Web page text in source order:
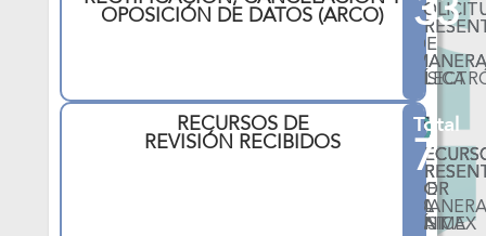
OPOSICIÓN DE DATOS (ARCO)
DE
DE
FÍSICA
RECURSOS DE
REVISIÓN RECIBIDOS 0
POR
LA
PNT
7
POR
EL
SAIMEX
0
DE
FÍSICA
Total
7